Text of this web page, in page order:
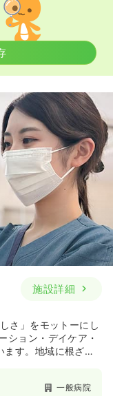
施設詳細
さ」をモットーにし
ション・デイケア・
す。地域に根ざし
一般病院